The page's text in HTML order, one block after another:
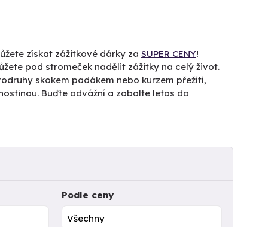
získat zážitkové dárky za SUPER CENY!
pod stromeček nadělit zážitky na celý život.
skokem padákem nebo kurzem přežítí,
Buďte odvážní a zabalte letos do
Podle ceny